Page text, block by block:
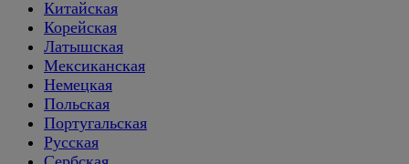
Китайская
Корейская
Латышская
Мексиканская
Немецкая
Польская
Португальская
Русская